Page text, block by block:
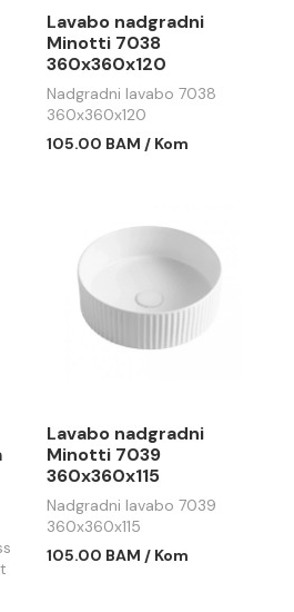
Lavabo nadgradni
Minotti 7038
360x360x120
Nadgradni lavabo 7038
360x360x120
105.00 BAM / Kom
Lavabo nadgradni
Minotti 7039
360x360x115
Nadgradni lavabo 7039
360x360x115
105.00 BAM / Kom